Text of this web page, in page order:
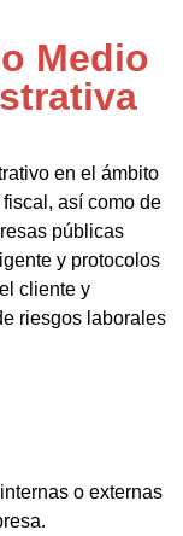
Medio
en el ámbito
así como de
públicas
y protocolos
cliente y
riesgos laborales
o externas